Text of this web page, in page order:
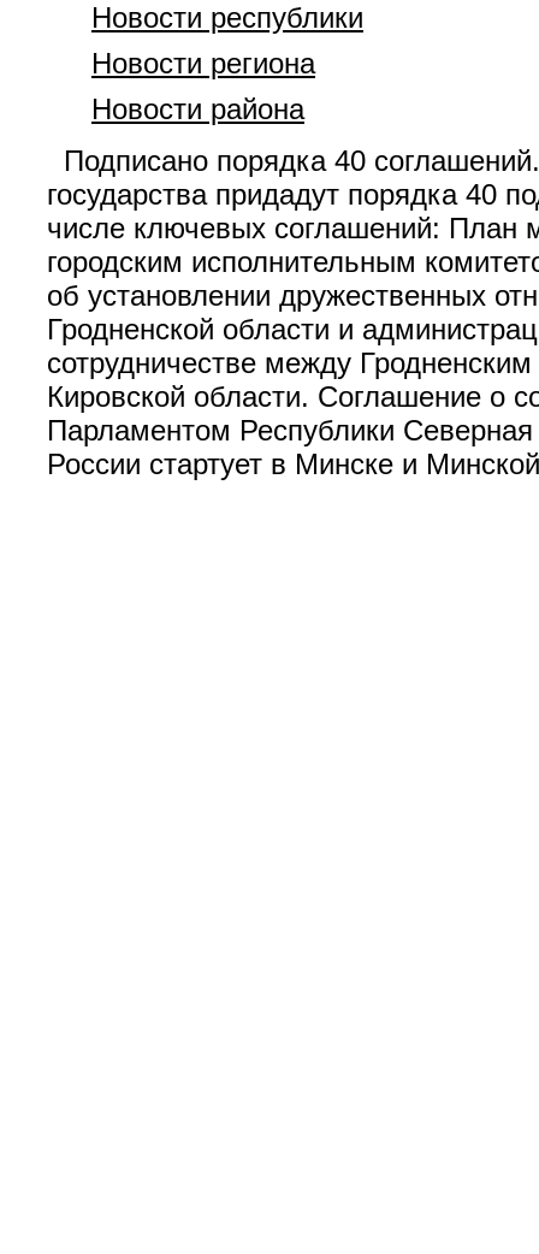
Новости республики
Новости региона
Новости района
Подписано порядка 40
государства придадут порядка 40
числе ключевых соглашений: План
городским исполнительным
об установлении дружественных
Гродненской области и
сотрудничестве между
Кировской области. Соглашение о
Парламентом Республики
России стартует в Минске и